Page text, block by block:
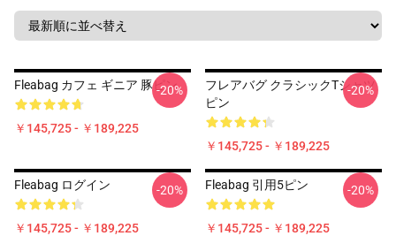
Fleabag カフェ ギニア 豚ピン
￥145,725 - ￥189,225
-20%
フレアバグ クラシックTシャツ
ピン
￥145,725 - ￥189,225
-20%
Fleabag ログイン
￥145,725 - ￥189,225
-20% Fleabag 引用5ピン
￥145,725 - ￥189,225
-20%